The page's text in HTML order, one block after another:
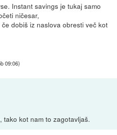
Instant savings je tukaj samo
ničesar,
dobiš iz naslova obresti več kot
09:06)
tako kot nam to zagotavljaš.